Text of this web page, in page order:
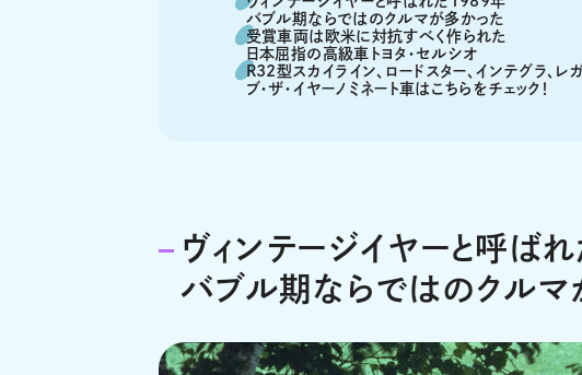
バブル期ならではのクルマが多かった
受賞車両は欧米に対抗すべく作られた
日本屈指の高級車トヨタ・セルシオ
R32型スカイライン、ロードスター、インテグラ、
ブ・ザ・イヤーノミネート車はこちらをチェック！
ヴィンテージイヤーと呼ば
バブル期ならではのクルマ